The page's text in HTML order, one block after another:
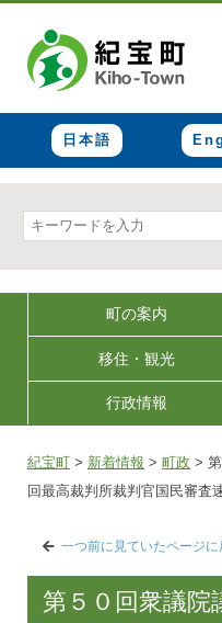
日本語
町の案内
移住・観光
行政情報
紀宝町 > 新着情報 > 町政 >
回最高裁判所裁判官国民審査
一つ前に見ていたページに
第５０回衆議院